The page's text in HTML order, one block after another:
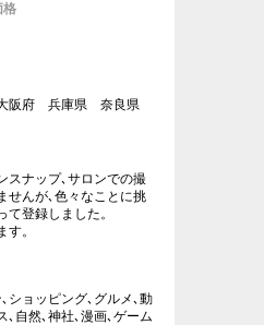
格
阪府 兵庫県 奈良県
スナップ､サロンでの撮
せんが､色々なことに挑
て登録しました。
す。
ショッピング､グルメ､動
､自然､神社､漫画､ゲーム